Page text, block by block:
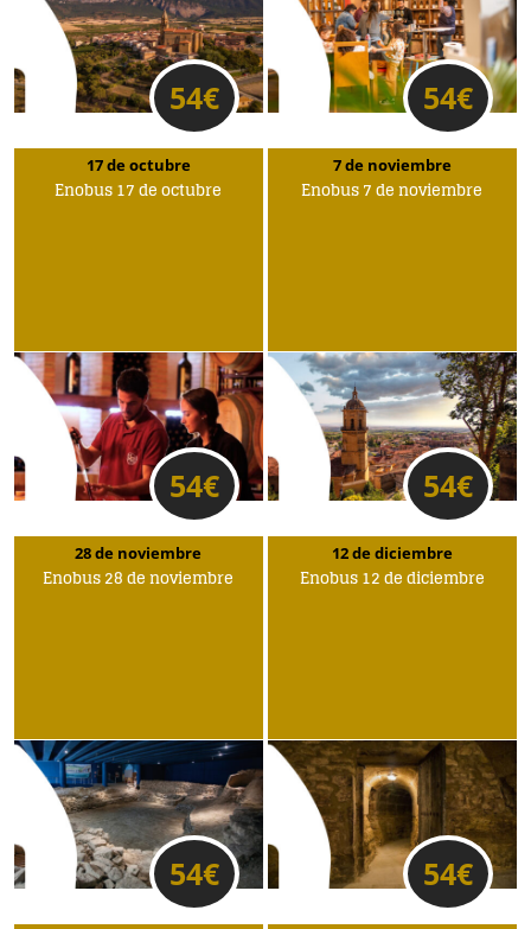
54€ 54€
17 de octubre
Enobus 17 de octubre
54€
7 de noviembre
Enobus 7 de noviembre
54€
28 de noviembre
Enobus 28 de noviembre
54€
12 de diciembre
Enobus 12 de diciembre
54€